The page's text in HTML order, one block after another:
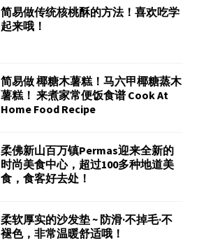
简易做传统核桃酥的方法！喜欢吃学
起来哦！
简易做 椰糖木薯糕！马六甲椰糖蒸木
薯糕！ 来煮家常便饭食谱 Cook At
Home Food Recipe
柔佛新山百万镇Permas迎来全新的
时尚美食中心，超过100多种地道美
食，食客好去处！
柔软厚实的沙发垫 ~ 防滑·不掉毛·不
褪色，非常温暖舒适哦！